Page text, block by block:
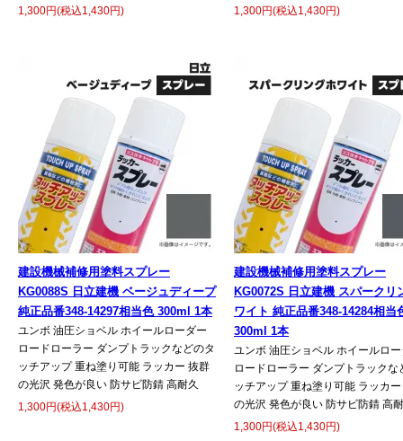
1,300円(税込1,430円)
1,300円(税込1,430円)
建設機械補修用塗料スプレー
KG0088S 日立建機 ベージュディープ
純正品番348-14297相当色 300ml 1本
ユンボ 油圧ショベル ホイールローダー
ロードローラー ダンプトラックなどのタ
ッチアップ 重ね塗り可能 ラッカー 抜群
の光沢 発色が良い 防サビ防錆 高耐久
1,300円(税込1,430円)
建設機械補修用塗料スプレー
KG0072S 日立建機 スパークリ
ワイト 純正品番348-14284相当
300ml 1本
ユンボ 油圧ショベル ホイールロ
ロードローラー ダンプトラックな
ッチアップ 重ね塗り可能 ラッカ
の光沢 発色が良い 防サビ防錆 高
1,300円(税込1,430円)